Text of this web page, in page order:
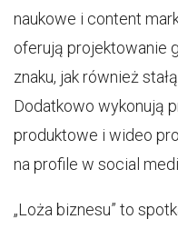
naukowe i content
oferują projektowanie
znaku, jak również
Dodatkowo wykonują
produktowe i wideo
na profile w social
„Loża biznesu” to